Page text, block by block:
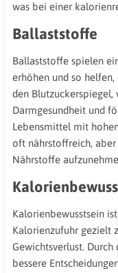
was bei einer
Ballaststoffe
Ballaststoffe spielen
erhöhen und so
den Blutzuckerspiegel,
Darmgesundheit und
Lebensmittel mit
oft nährstoffreich,
Nährstoffe
Kalorienbewusstsein
Kalorienzufuhr gezielt
Gewichtsverlust.
bessere